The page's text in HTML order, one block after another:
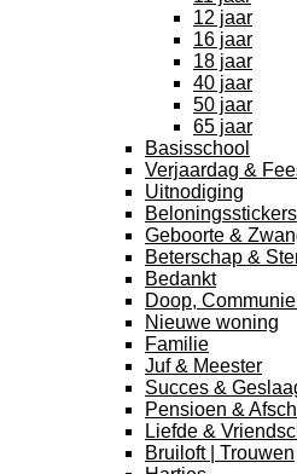
12 jaar
16 jaar
18 jaar
40 jaar
50 jaar
65 jaar
Basisschool
Verjaardag &
Uitnodiging
Geboorte &
Beterschap &
Bedankt
Doop,
Nieuwe woning
Familie
Juf & Meester
Succes &
Pensioen &
Liefde &
Bruiloft | Trouwen